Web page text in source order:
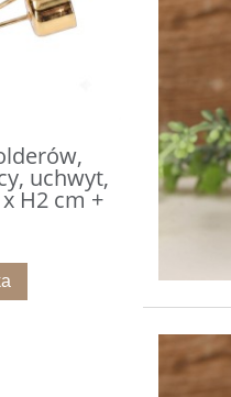
uchwyt,
H2 cm +
Mikołaj
czapce